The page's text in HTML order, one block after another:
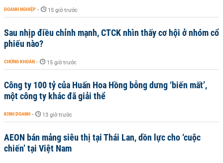
DOANH NGHIỆP - 15 giờ trước
Sau nhịp điều chỉnh mạnh, CTCK nhìn thấy cơ hội ở nhóm cổ
phiếu nào?
CHỨNG KHOÁN - 15 giờ trước
Công ty 100 tỷ của Huấn Hoa Hồng bỗng dưng ‘biến mất’,
một công ty khác đã giải thể
KINH DOANH - 13 giờ trước
AEON bán mảng siêu thị tại Thái Lan, dồn lực cho ‘cuộc
chiến’ tại Việt Nam